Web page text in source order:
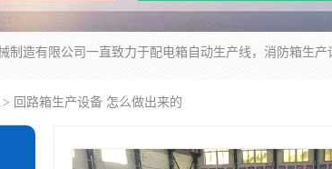
> 回路箱生产设备 怎么做出来的